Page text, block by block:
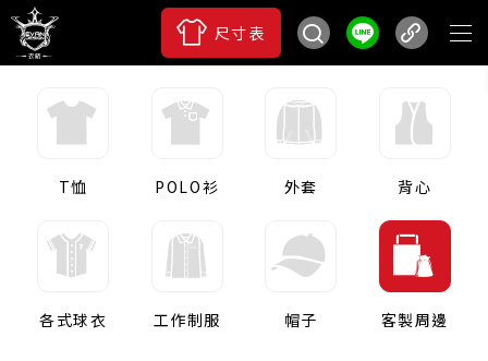
尺寸表
T恤 POLO衫 外套 背心
各式球衣 工作制服 帽子 客製周邊